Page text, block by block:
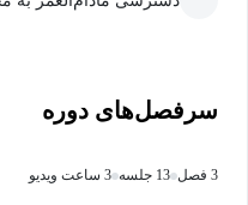
سرفصل‌های دوره
3 فصل 13 جلسه 3 ساعت ویدیو